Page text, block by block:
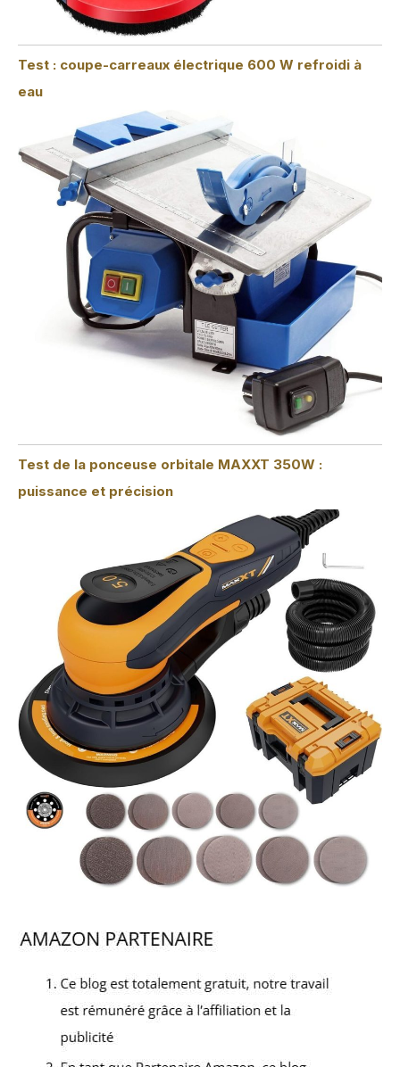
Test : coupe-carreaux électrique 600 W refroidi à
eau
Test de la ponceuse orbitale MAXXT 350W :
puissance et précision